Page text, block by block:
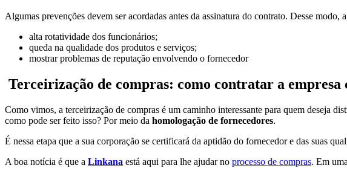
Algumas prevenções devem ser acordadas antes da assinatura do contrato. Desse
alta rotatividade dos funcionários;
queda na qualidade dos produtos e serviços;
mostrar problemas de reputação envolvendo o fornecedor
Terceirização de compras: como contratar a empresa
Como vimos, a terceirização de compras é um caminho interessante para quem deseja
como pode ser feito isso? Por meio da homologação de fornecedores.
É nessa etapa que a sua corporação se certificará da aptidão do fornecedor e das suas
A boa notícia é que a Linkana está aqui para lhe ajudar no processo de compras. Em